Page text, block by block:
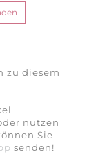
zu diesem
nutzen
Sie
senden!